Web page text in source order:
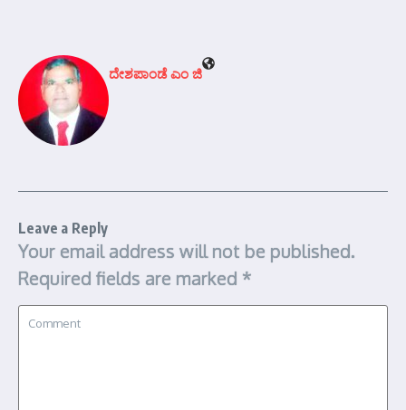
ದೇಶಪಾಂಡೆ ಎಂ ಜಿ
Leave a Reply
Your email address will not be published.
Required fields are marked *